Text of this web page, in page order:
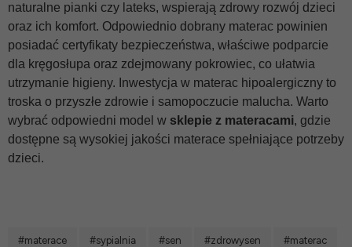
naturalne pianki czy lateks, wspierają zdrowy rozwój dzieci
oraz ich komfort. Odpowiednio dobrany materac powinien
posiadać certyfikaty bezpieczeństwa, właściwe podparcie
dla kręgosłupa oraz zdejmowany pokrowiec, co ułatwia
utrzymanie higieny. Inwestycja w materac hipoalergiczny to
troska o przyszłe zdrowie i samopoczucie malucha. Warto
wybrać odpowiedni model w sklepie z materacami, gdzie
dostępne są wysokiej jakości materace spełniające potrzeby
dzieci.
#materace #sypialnia #sen #zdrowysen #materac